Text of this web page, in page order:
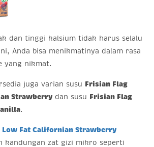
dan tinggi kalsium tidak harus selalu
Anda bisa menikmatinya dalam rasa
yang nikmat.
juga varian susu Frisian Flag
Strawberry dan susu Frisian Flag
.
Low Fat Californian Strawberry
kandungan zat gizi mikro seperti